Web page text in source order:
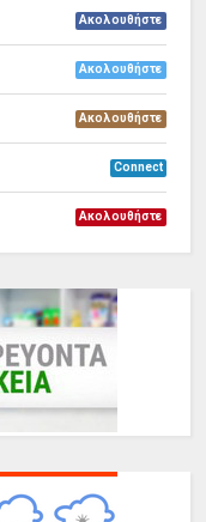
Ακολουθήστε
Ακολουθήστε
Ακολουθήστε
Connect
Ακολουθήστε